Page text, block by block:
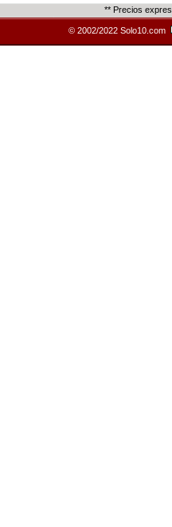
** Precios
© 2002/2022 Solo10.com